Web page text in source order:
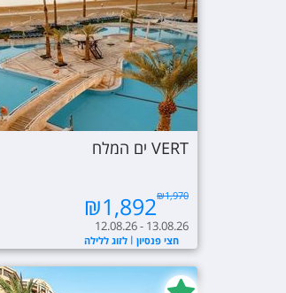
VERT ים המלח
₪1,892₪1,970
חצי פנסיון לזוג ללילה
12.08.26 - 13.08.26